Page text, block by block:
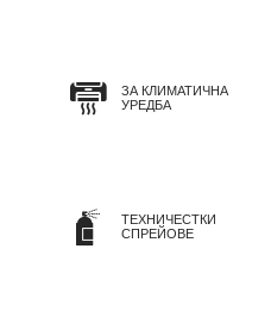
ЗА КЛИМАТИЧНА
УРЕДБА
ТЕХНИЧЕСТКИ
СПРЕЙОВЕ